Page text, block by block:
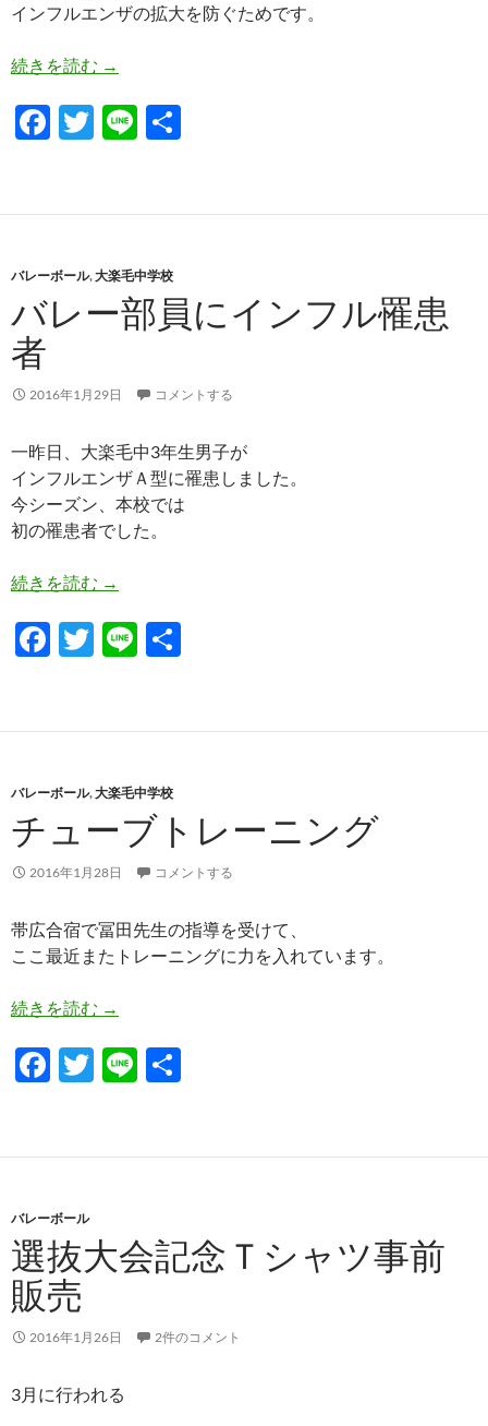
インフルエンザの拡大を防ぐためです。
続きを読む インフルエンザ流行
→
F
b
o
o
k
T
er
Li
バレーボール,大楽毛中学校
バレー部員にインフル罹患
者
2016年1月29日 コメントする
一昨日、大楽毛中3年生男子が
インフルエンザＡ型に罹患しました。
今シーズン、本校では
初の罹患者でした。
続きを読む バレー部員にインフル罹患者
→
F
b
o
o
k
T
er
Li
バレーボール,大楽毛中学校
チューブトレーニング
2016年1月28日 コメントする
帯広合宿で冨田先生の指導を受けて、
ここ最近またトレーニングに力を入れています。
続きを読む チューブトレーニング
→
F
b
o
o
k
T
er
Li
バレーボール
選抜大会記念Ｔシャツ事前
販売
2016年1月26日 2件のコメント
3月に行われる